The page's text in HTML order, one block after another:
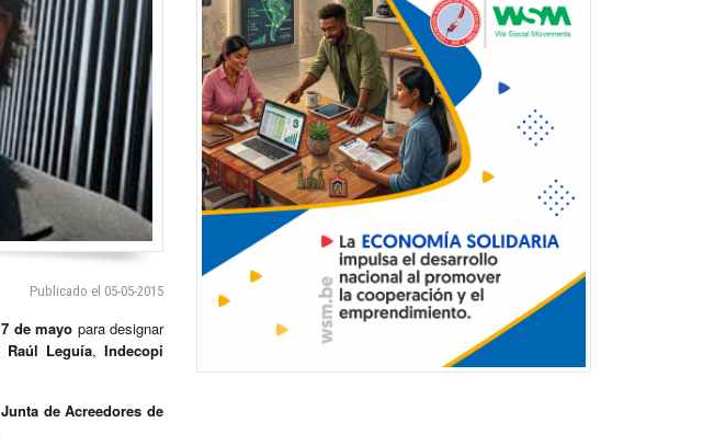
Publicado el 05-05-2015
7 de mayo para designar
Raúl Leguía,Indecopi
Junta de Acreedores de